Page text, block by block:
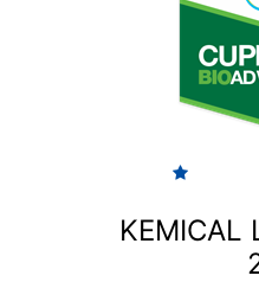
KEMICAL